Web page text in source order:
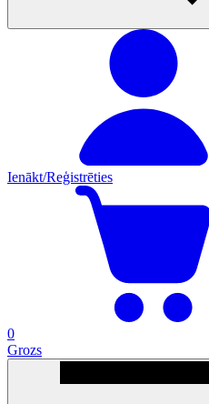
Ienākt/Reģistrēties
0
Grozs